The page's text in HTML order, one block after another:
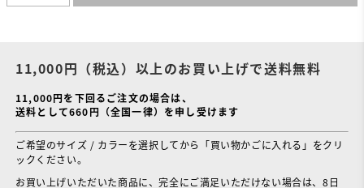
11,000円（税込）以上のお買い上げで送料無料
11,000円を下回るご注文の場合は、
送料として660円（全国一律）を申し受けます
ご希望のサイズ / カラーを選択してから「買い物かごに入れる」をクリ
ックください。
お買い上げいただいた商品に、完全にご満足いただけない場合は、8日